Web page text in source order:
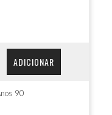
ADICIONAR
90